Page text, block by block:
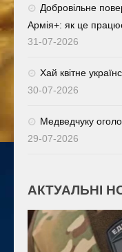
Добровільне
Армія+: як це
31-07-2026
Хай квітне
30-07-2026
Медведчуку
29-07-2026
АКТУАЛЬНІ